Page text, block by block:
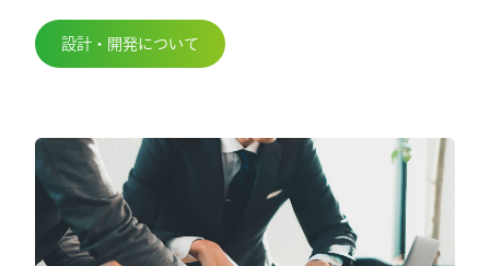
設計・開発について